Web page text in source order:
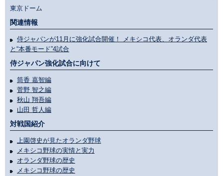
東京ドーム
関連情報
侍ジャパンが11月に強化試合開催！ メキシコ代表、オランダ代表
と“本番モード”4試合
侍ジャパン強化試合に向けて
筒香 嘉智編
菅野 智之編
秋山 翔吾編
山田 哲人編
対戦国紹介
上園啓史が見たオランダ野球
メキシコ野球の実情と実力
オランダ野球の歴史
メキシコ野球の歴史